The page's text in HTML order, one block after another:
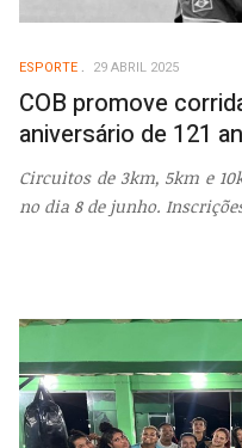
ESPORTE 29 ABRIL 2025
COB promove
aniversário de 121
Circuitos de 3km, 5km e
no dia 8 de junho.